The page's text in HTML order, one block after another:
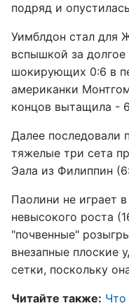
подряд и
Уимблдон стал для
вспышкой за долгое
шокирующих 0:6 в
американки
концов вытащила -
Далее последовали
тяжелые три сета
Эала из Филиппин
Паолини не играет
невысокого роста
"почвенные"
внезапные плоские
сетки, поскольку
Читайте также: Что